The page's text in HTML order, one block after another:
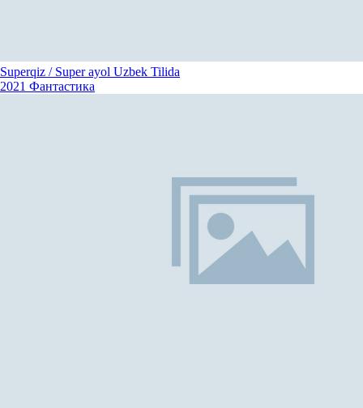
Superqiz / Super ayol Uzbek Tilida
2021 Фантастика